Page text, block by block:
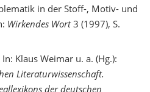
in der Stoff-, Motiv- und
Wirkendes Wort3 (1997), S.
Klaus Weimar u. a. (Hg.):
Literaturwissenschaft.
der deutschen